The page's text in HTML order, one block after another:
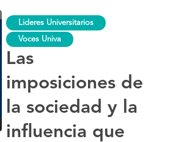
Las
imposiciones
de
la
sociedad
la
influencia
que
nos
trae
Lideres Universitarios
Voces Univa
Las
imposiciones de
la sociedad y la
influencia que